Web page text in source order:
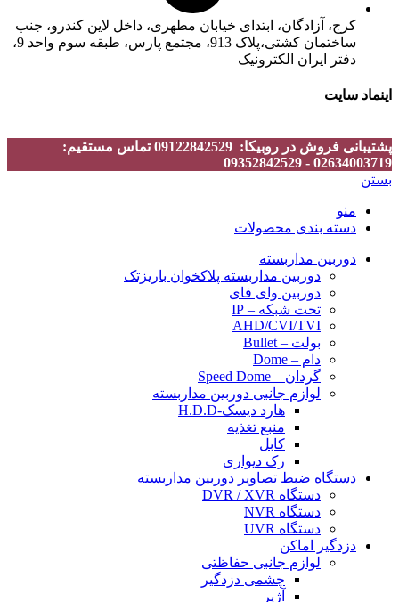
کرج، آزادگان، ابتدای خیابان مطهری، داخل لاین کندرو، جنب
ساختمان کشتی،پلاک 913، مجتمع پارس، طبقه سوم واحد 9،
دفتر ایران الکترونیک
اینماد سایت
پشتیبانی فروش در روبیکا: 09122842529 تماس مستقیم:
02634003719 - 09352842529
بستن
منو
دسته بندی محصولات
دوربین مداربسته
دوربین مداربسته پلاکخوان باریزتک
دوربین وای فای
تحت شبکه – IP
AHD/CVI/TVI
بولت – Bullet
دام – Dome
گردان – Speed Dome
لوازم جانبی دوربین مداربسته
هارد دیسک-H.D.D
منبع تغذیه
کابل
رک دیواری
دستگاه ضبط تصاویر دوربین مداربسته
دستگاه DVR / XVR
دستگاه NVR
دستگاه UVR
دزدگیر اماکن
لوازم جانبی حفاظتی
چشمی دزدگیر
آژیر